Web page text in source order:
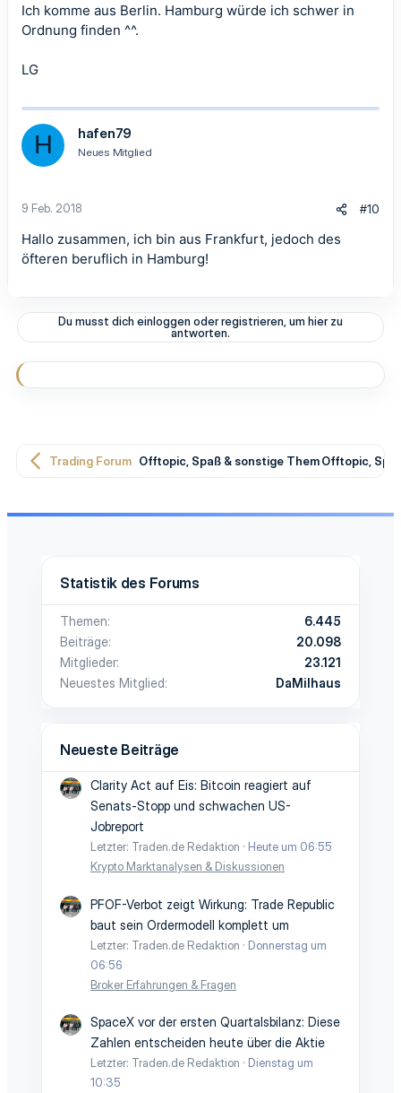
Ich komme aus Berlin. Hamburg würde ich schwer in
Ordnung finden ^^.
LG
H hafen79
Neues Mitglied
9 Feb. 2018 #10
Hallo zusammen, ich bin aus Frankfurt, jedoch des
öfteren beruflich in Hamburg!
Du musst dich einloggen oder registrieren, um hier zu
antworten.
Trading Forum Offtopic, Spaß & sonstige ThemenOfftopic,
Statistik des Forums
Themen
6.445
Beiträge
20.098
Mitglieder
23.121
Neuestes Mitglied
DaMilhaus
Neueste Beiträge
Clarity Act auf Eis: Bitcoin reagiert auf
Senats-Stopp und schwachen US-
Jobreport
Letzter: Traden.de Redaktion
Heute um 06:55
Krypto Marktanalysen & Diskussionen
PFOF-Verbot zeigt Wirkung: Trade Republic
baut sein Ordermodell komplett um
Letzter: Traden.de Redaktion
Donnerstag um
06:56
Broker Erfahrungen & Fragen
SpaceX vor der ersten Quartalsbilanz: Diese
Zahlen entscheiden heute über die Aktie
Letzter: Traden.de Redaktion
Dienstag um
10:35